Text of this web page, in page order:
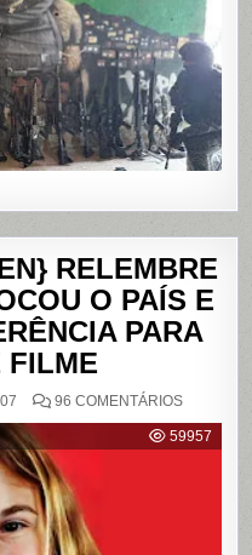
PENHA,
NO
RIO
RELEMBRE
O PAÍS E
PARA
FILME
96 COMENTÁRIOSEM
59957